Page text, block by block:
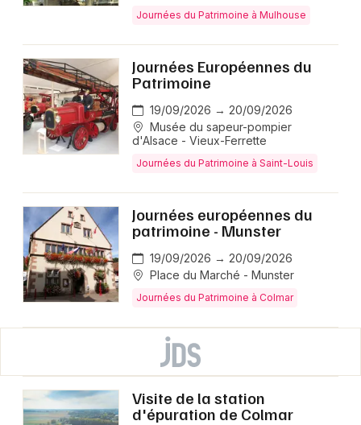
Journées du Patrimoine à Mulhouse
Journées Européennes du
Patrimoine
19/09/2026 → 20/09/2026
Musée du sapeur-pompier
d'Alsace - Vieux-Ferrette
Journées du Patrimoine à Saint-Louis
Journées européennes du
patrimoine - Munster
19/09/2026 → 20/09/2026
Place du Marché - Munster
Journées du Patrimoine à Colmar
Visite de la station
d'épuration de Colmar